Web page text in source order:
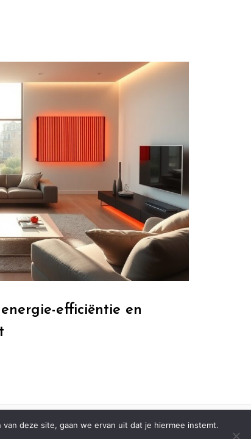
efficiëntie en
deze site, gaan we ervan uit dat je hiermee instemt.